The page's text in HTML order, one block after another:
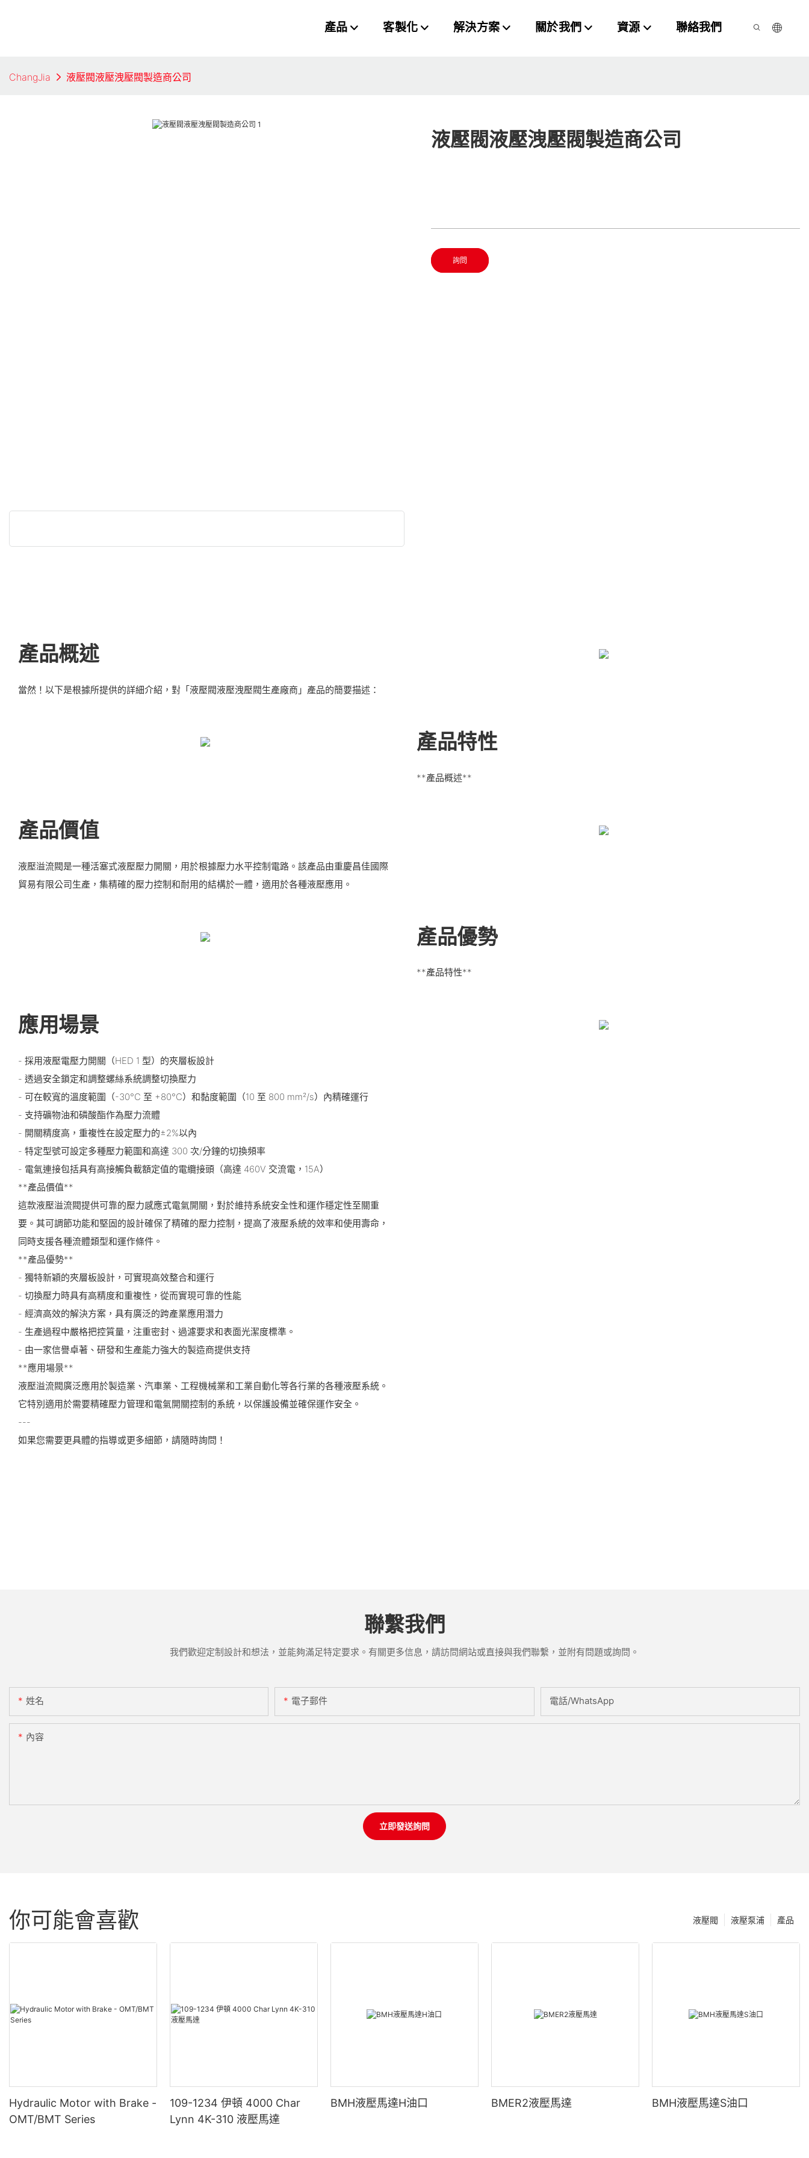
產品 客製化 解決方案 關於我們 資源 聯絡我們
ChangJia 液壓閥液壓洩壓閥製造商公司
液壓閥液壓洩壓閥製造商公司
詢問
產品概述
當然！以下是根據所提供的詳細介紹，對「液壓閥液壓洩壓閥生產廠商」產品的簡要描述：
產品特性
**產品概述**
產品價值
液壓溢流閥是一種活塞式液壓壓力開關，用於根據壓力水平控制電路。該產品由重慶昌佳國際
貿易有限公司生產，集精確的壓力控制和耐用的結構於一體，適用於各種液壓應用。
產品優勢
**產品特性**
應用場景
- 採用液壓電壓力開關（HED 1 型）的夾層板設計
- 透過安全鎖定和調整螺絲系統調整切換壓力
- 可在較寬的溫度範圍（-30°C 至 +80°C）和黏度範圍（10 至 800 mm²/s）內精確運行
- 支持礦物油和磷酸酯作為壓力流體
- 開關精度高，重複性在設定壓力的±2%以內
- 特定型號可設定多種壓力範圍和高達 300 次/分鐘的切換頻率
- 電氣連接包括具有高接觸負載額定值的電纜接頭（高達 460V 交流電，15A）
**產品價值**
這款液壓溢流閥提供可靠的壓力感應式電氣開關，對於維持系統安全性和運作穩定性至關重
要。其可調節功能和堅固的設計確保了精確的壓力控制，提高了液壓系統的效率和使用壽命，
同時支援各種流體類型和運作條件。
**產品優勢**
- 獨特新穎的夾層板設計，可實現高效整合和運行
- 切換壓力時具有高精度和重複性，從而實現可靠的性能
- 經濟高效的解決方案，具有廣泛的跨產業應用潛力
- 生產過程中嚴格把控質量，注重密封、過濾要求和表面光潔度標準。
- 由一家信譽卓著、研發和生產能力強大的製造商提供支持
**應用場景**
液壓溢流閥廣泛應用於製造業、汽車業、工程機械業和工業自動化等各行業的各種液壓系統。
它特別適用於需要精確壓力管理和電氣開關控制的系統，以保護設備並確保運作安全。
---
如果您需要更具體的指導或更多細節，請隨時詢問！
聯繫我們
我們歡迎定制設計和想法，並能夠滿足特定要求。有關更多信息，請訪問網站或直接與我們聯繫，並附有問題或詢問。
姓名 電子郵件 電話/WhatsApp
內容
立即發送詢問
你可能會喜歡 產品
液壓泵浦
液壓閥
Hydraulic Motor with Brake -
OMT/BMT Series
109-1234 伊頓 4000 Char
Lynn 4K-310 液壓馬達
BMH液壓馬達H油口 BMER2液壓馬達 BMH液壓馬達S油口